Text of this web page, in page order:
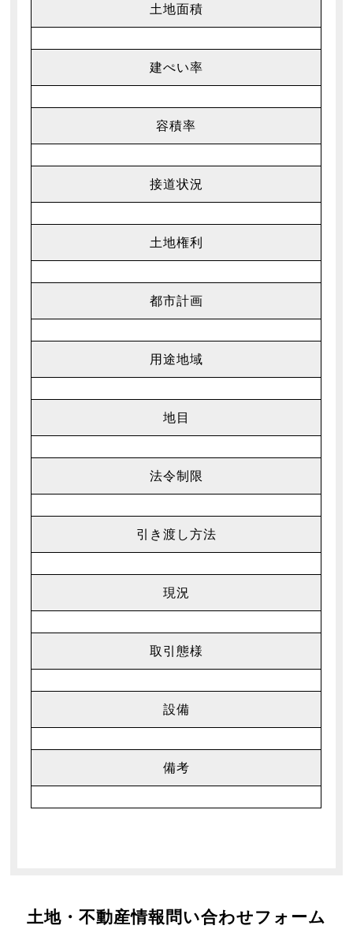
土地面積
建ぺい率
容積率
接道状況
土地権利
都市計画
用途地域
地目
法令制限
引き渡し方法
現況
取引態様
設備
備考
土地・不動産情報問い合わせフォーム